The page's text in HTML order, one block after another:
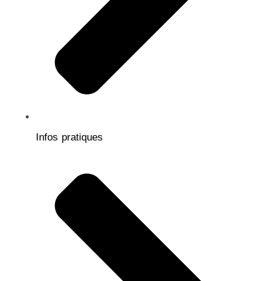
Infos pratiques